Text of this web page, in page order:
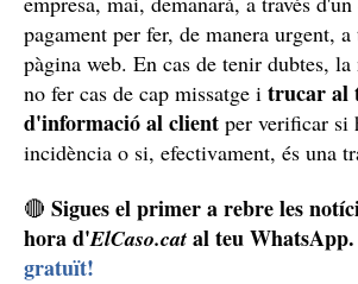
pagament per fer, de manera urgent, a
pàgina web. En cas de tenir dubtes,
no fer cas de cap missatge i trucar al
d'informació al client per verificar si
incidència o si, efectivament, és una
🔴 Sigues el primer a rebre les
hora d'ElCaso.cat al teu WhatsApp.
gratuït!